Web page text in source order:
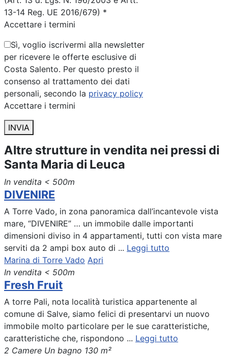
13-14 Reg. UE 2016/679) *
Accettare i termini
Sì, voglio iscrivermi alla newsletter
per ricevere le offerte esclusive di
Costa Salento. Per questo presto il
consenso al trattamento dei dati
personali, secondo la privacy policy
Accettare i termini
INVIA
Altre strutture in vendita nei pressi di
Santa Maria di Leuca
In vendita < 500m
DIVENIRE
A Torre Vado, in zona panoramica dall’incantevole vista
mare, “DIVENIRE” … un immobile dalle importanti
dimensioni diviso in 4 appartamenti, tutti con vista mare
serviti da 2 ampi box auto di ... Leggi tutto
Marina di Torre Vado Apri
In vendita < 500m
Fresh Fruit
A torre Pali, nota località turistica appartenente al
comune di Salve, siamo felici di presentarvi un nuovo
immobile molto particolare per le sue caratteristiche,
caratteristiche che, rispondono ... Leggi tutto
2 Camere Un bagno 130 m²